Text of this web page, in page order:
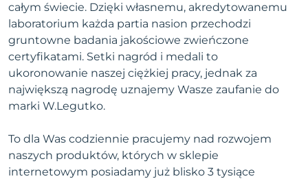
całym świecie. Dzięki własnemu, akredytowanemu
laboratorium każda partia nasion przechodzi
gruntowne badania jakościowe zwieńczone
certyfikatami. Setki nagród i medali to
ukoronowanie naszej ciężkiej pracy, jednak za
największą nagrodę uznajemy Wasze zaufanie do
marki W.Legutko.
To dla Was codziennie pracujemy nad rozwojem
naszych produktów, których w sklepie
internetowym posiadamy już blisko 3 tysiące